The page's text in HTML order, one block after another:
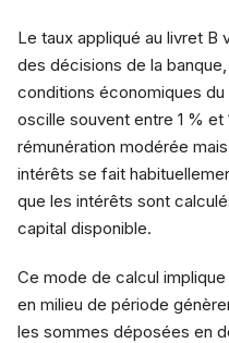
Le taux appliqué au livret B
des décisions de la
conditions économiques
oscille souvent entre 1 %
rémunération modérée
intérêts se fait
que les intérêts sont
capital disponible.
Ce mode de calcul
en milieu de période
les sommes déposées en